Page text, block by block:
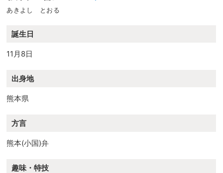
あきよし とおる
誕生日
11月8日
出身地
熊本県
方言
熊本(小国)弁
趣味・特技